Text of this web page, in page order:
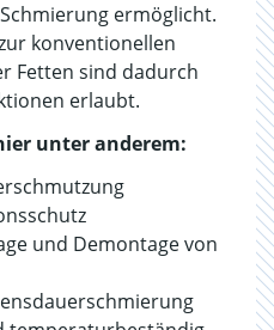
ermöglicht.
konventionellen
Fetten sind dadurch
erlaubt.
unter anderem:
und Demontage von